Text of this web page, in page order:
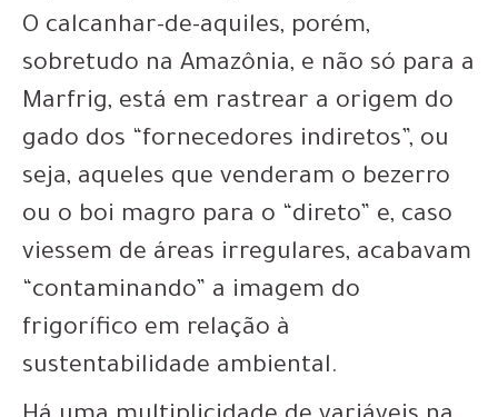
O calcanhar-de-aquiles, porém,
sobretudo na Amazônia, e não só para a
Marfrig, está em rastrear a origem do
gado dos “fornecedores indiretos”, ou
seja, aqueles que venderam o bezerro
ou o boi magro para o “direto” e, caso
viessem de áreas irregulares, acabavam
“contaminando” a imagem do
frigorífico em relação à
sustentabilidade ambiental.